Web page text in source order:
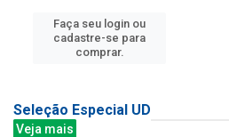
Faça seu login ou
cadastre-se para
comprar.
Seleção Especial UD
Veja mais